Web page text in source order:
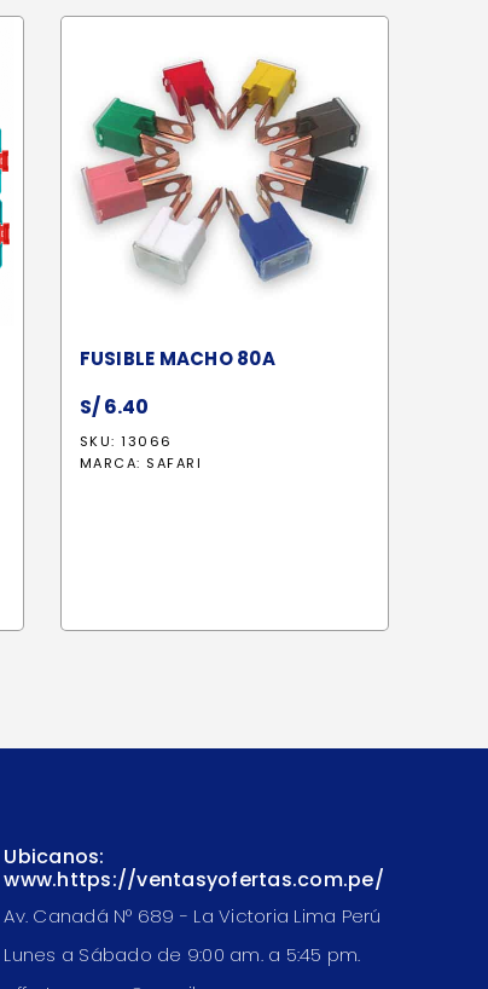
FUSIBLE MACHO 80A
S/6.40
SKU: 13066
MARCA: SAFARI
Ubicanos:
www.https://ventasyofertas.com.pe/
Av. Canadá N° 689 - La Victoria Lima Perú
Lunes a Sábado de 9:00 am. a 5:45 pm.